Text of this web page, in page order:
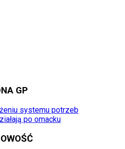
GP
systemu potrzeb
po omacku